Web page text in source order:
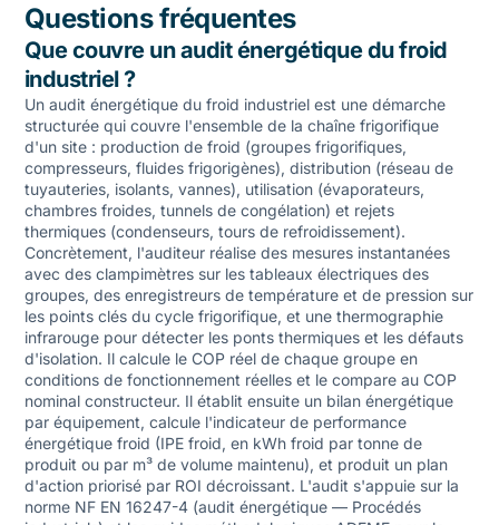
Questions fréquentes
Que couvre un audit énergétique du froid
industriel ?
Un audit énergétique du froid industriel est une démarche
structurée qui couvre l'ensemble de la chaîne frigorifique
d'un site : production de froid (groupes frigorifiques,
compresseurs, fluides frigorigènes), distribution (réseau de
tuyauteries, isolants, vannes), utilisation (évaporateurs,
chambres froides, tunnels de congélation) et rejets
thermiques (condenseurs, tours de refroidissement).
Concrètement, l'auditeur réalise des mesures instantanées
avec des clampimètres sur les tableaux électriques des
groupes, des enregistreurs de température et de pression sur
les points clés du cycle frigorifique, et une thermographie
infrarouge pour détecter les ponts thermiques et les défauts
d'isolation. Il calcule le COP réel de chaque groupe en
conditions de fonctionnement réelles et le compare au COP
nominal constructeur. Il établit ensuite un bilan énergétique
par équipement, calcule l'indicateur de performance
énergétique froid (IPE froid, en kWh froid par tonne de
produit ou par m³ de volume maintenu), et produit un plan
d'action priorisé par ROI décroissant. L'audit s'appuie sur la
norme NF EN 16247-4 (audit énergétique — Procédés